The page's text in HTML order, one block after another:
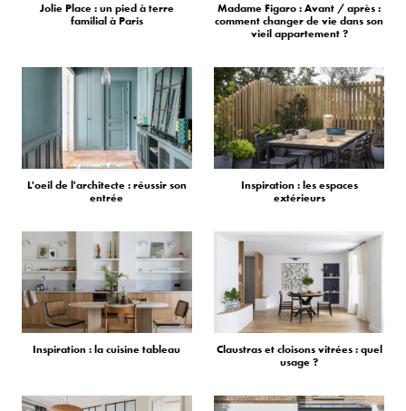
Jolie Place : un pied à terre
familial à Paris
Madame Figaro : Avant / après :
comment changer de vie dans son
vieil appartement ?
L'oeil de l'architecte : réussir son
entrée
Inspiration : les espaces
extérieurs
Inspiration : la cuisine tableau
Claustras et cloisons vitrées : quel
usage ?